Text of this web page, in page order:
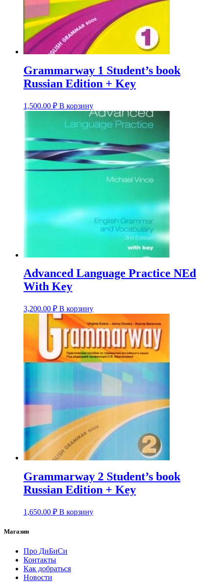
Grammarway 1 Student’s book
Russian Edition + Key
1,500.00 ₽ В корзину
Advanced Language Practice NEd
With Key
3,200.00 ₽ В корзину
Grammarway 2 Student’s book
Russian Edition + Key
1,650.00 ₽ В корзину
Магазин
Про ДиБиСи
Контакты
Как добраться
Новости